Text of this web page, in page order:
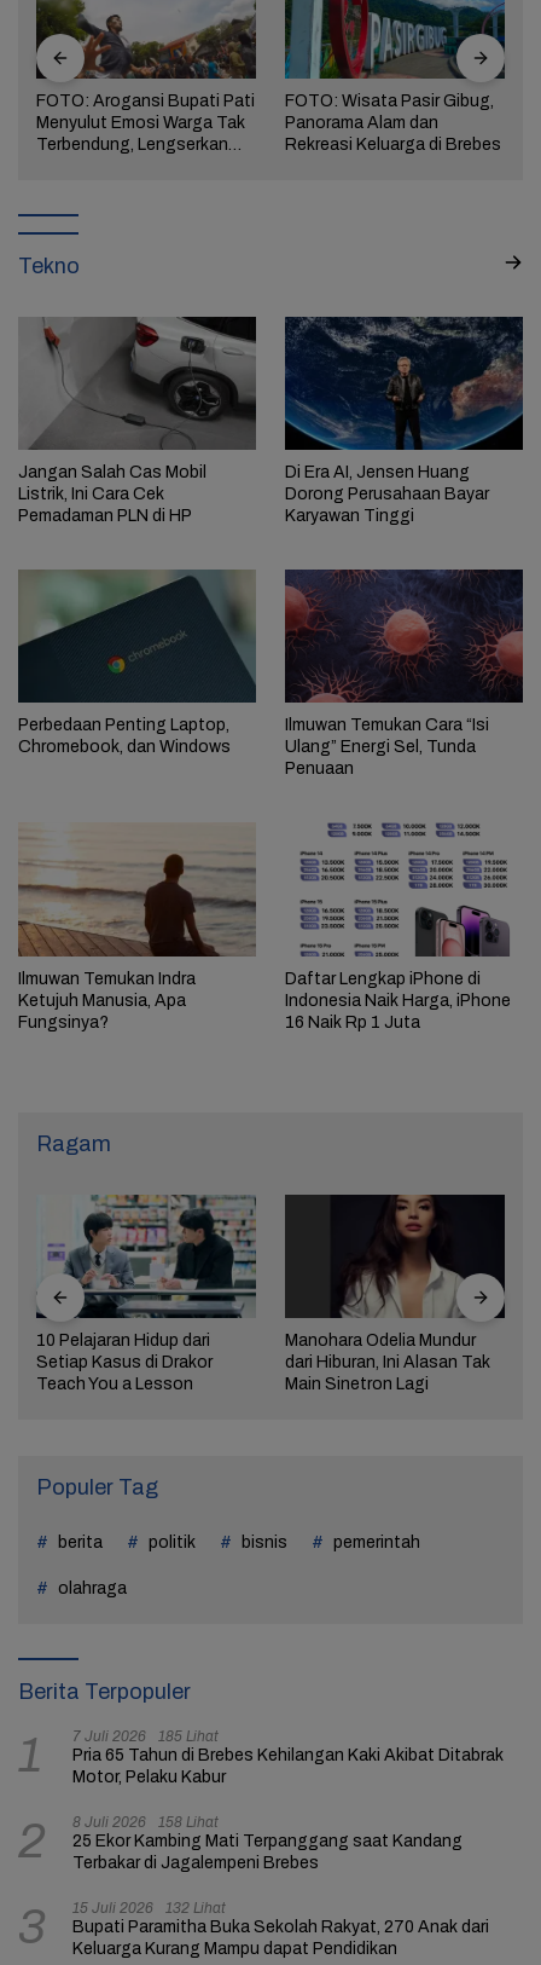
FOTO: Arogansi Bupati Pati
Menyulut Emosi Warga Tak
Terbendung, Lengserkan
FOTO: Wisata Pasir Gibug,
Panorama Alam dan
Rekreasi Keluarga di Brebes
Tekno
Jangan Salah Cas Mobil
Listrik, Ini Cara Cek
Pemadaman PLN di HP
Di Era AI, Jensen Huang
Dorong Perusahaan Bayar
Karyawan Tinggi
Perbedaan Penting Laptop,
Chromebook, dan Windows
Ilmuwan Temukan Cara “Isi
Ulang” Energi Sel, Tunda
Penuaan
Ilmuwan Temukan Indra
Ketujuh Manusia, Apa
Fungsinya?
Daftar Lengkap iPhone di
Indonesia Naik Harga, iPhone
16 Naik Rp 1 Juta
Ragam
10 Pelajaran Hidup dari
Setiap Kasus di Drakor
Teach You a Lesson
Manohara Odelia Mundur
dari Hiburan, Ini Alasan Tak
Main Sinetron Lagi
Populer Tag
berita politik bisnis pemerintah
olahraga
Berita Terpopuler
1 7 Juli 2026 185 Lihat
Pria 65 Tahun di Brebes Kehilangan Kaki Akibat Ditabrak
Motor, Pelaku Kabur
2 8 Juli 2026 158 Lihat
25 Ekor Kambing Mati Terpanggang saat Kandang
Terbakar di Jagalempeni Brebes
3 15 Juli 2026 132 Lihat
Bupati Paramitha Buka Sekolah Rakyat, 270 Anak dari
Keluarga Kurang Mampu dapat Pendidikan